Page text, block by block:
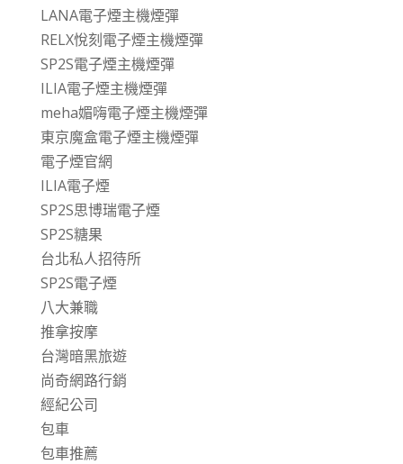
LANA電子煙主機煙彈
RELX悅刻電子煙主機煙彈
SP2S電子煙主機煙彈
ILIA電子煙主機煙彈
meha媚嗨電子煙主機煙彈
東京魔盒電子煙主機煙彈
電子煙官網
ILIA電子煙
SP2S思博瑞電子煙
SP2S糖果
台北私人招待所
SP2S電子煙
八大兼職
推拿按摩
台灣暗黑旅遊
尚奇網路行銷
經紀公司
包車
包車推薦